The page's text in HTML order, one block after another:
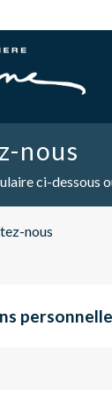
nous
ci-dessous
nous